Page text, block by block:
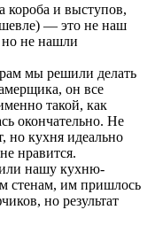
короба и выступов,
— это не наш
не нашли
мы решили делать
он все
такой, как
окончательно. Не
но кухня идеально
нравится.
нашу кухню-
стенам, им пришлось
но результат